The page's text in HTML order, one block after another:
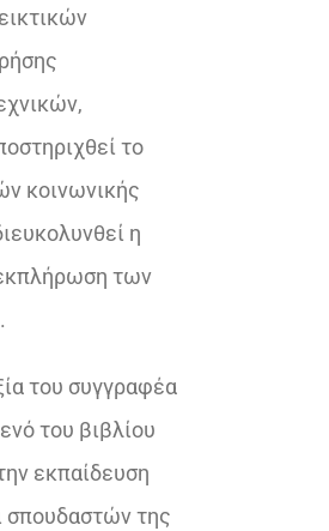
το
κοινωνικής
η
των
του συγγραφέα
του βιβλίου
εκπαίδευση
σπουδαστών της